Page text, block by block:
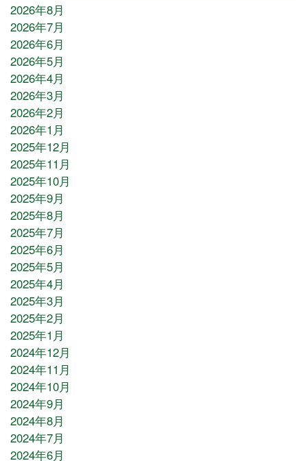
2026年8月
2026年7月
2026年6月
2026年5月
2026年4月
2026年3月
2026年2月
2026年1月
2025年12月
2025年11月
2025年10月
2025年9月
2025年8月
2025年7月
2025年6月
2025年5月
2025年4月
2025年3月
2025年2月
2025年1月
2024年12月
2024年11月
2024年10月
2024年9月
2024年8月
2024年7月
2024年6月